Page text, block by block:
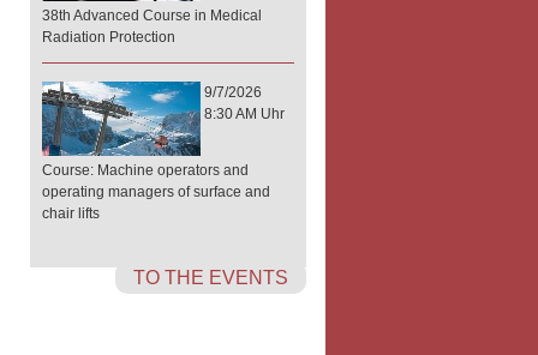
38th Advanced Course in Medical
Radiation Protection
9/7/2026
8:30 AM Uhr
Course: Machine operators and
operating managers of surface and
chair lifts
TO THE EVENTS